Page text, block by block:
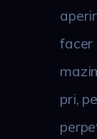
facer
pri,